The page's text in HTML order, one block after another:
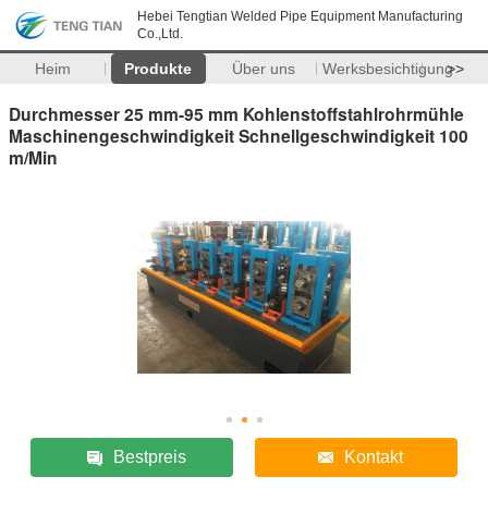
Hebei Tengtian Welded Pipe Equipment Manufacturing
Co.,Ltd.
Heim Produkte Über uns Werksbesichtigung>>
Durchmesser 25 mm-95 mm Kohlenstoffstahlrohrmühle
Maschinengeschwindigkeit Schnellgeschwindigkeit 100
m/Min
Bestpreis Kontakt